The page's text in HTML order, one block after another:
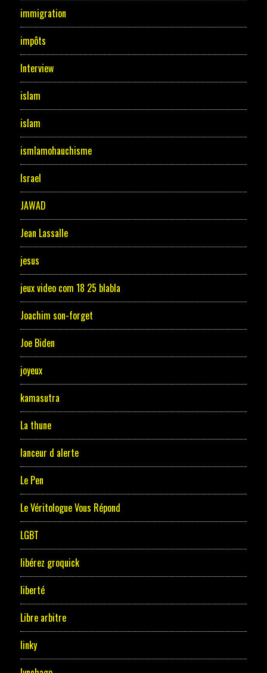
immigration
impôts
Interview
islam
islam
ismlamohauchisme
Israel
JAWAD
Jean Lassalle
jesus
jeux video com 18 25 blabla
Joachim son-forget
Joe Biden
joyeux
kamasutra
La thune
lanceur d alerte
Le Pen
Le Véritologue Vous Répond
LGBT
libérez groquick
liberté
Libre arbitre
linky